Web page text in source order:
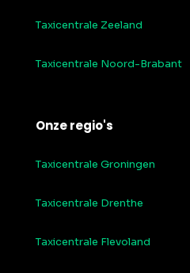
Taxicentrale Zeeland
Taxicentrale Noord-Brabant
Onze regio's
Taxicentrale Groningen
Taxicentrale Drenthe
Taxicentrale Flevoland